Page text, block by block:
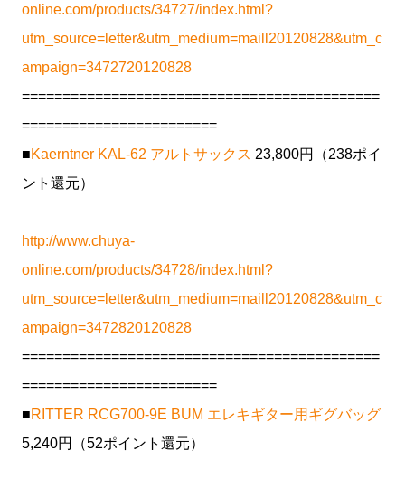
online.com/products/34727/index.html?
utm_source=letter&utm_medium=maill20120828&utm_c
ampaign=3472720120828
============================================
========================
■Kaerntner KAL-62 アルトサックス 23,800円（238ポイ
ント還元）
http://www.chuya-
online.com/products/34728/index.html?
utm_source=letter&utm_medium=maill20120828&utm_c
ampaign=3472820120828
============================================
========================
■RITTER RCG700-9E BUM エレキギター用ギグバッグ
5,240円（52ポイント還元）